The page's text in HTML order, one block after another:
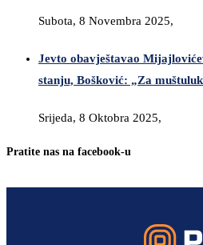
Subota, 8 Novembra 2025,
Jevto obavještavao
stanju, Bošković: „Za
Srijeda, 8 Oktobra 2025,
Pratite nas na facebook-u